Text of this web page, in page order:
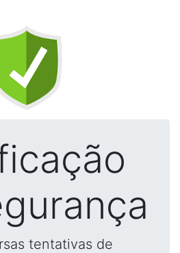
tentativas de